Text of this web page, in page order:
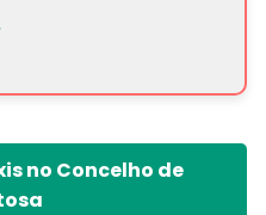
no Concelho de